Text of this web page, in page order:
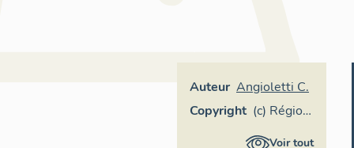
Auteur Angioletti C.
Copyright (c) Région
Provence-
Voir tout